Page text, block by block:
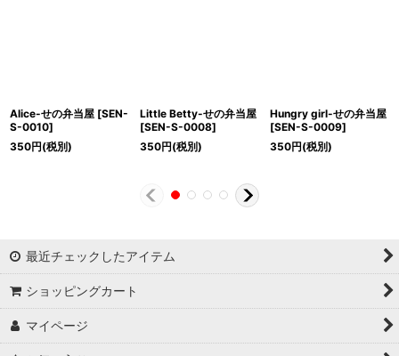
Alice-せの弁当屋 [SEN-
S-0010]
350円(税別)
Little Betty-せの弁当屋
[SEN-S-0008]
350円(税別)
Hungry girl-せの弁当屋
[SEN-S-0009]
350円(税別)
最近チェックしたアイテム
ショッピングカート
マイページ